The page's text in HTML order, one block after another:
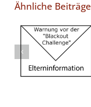
Ähnliche Beiträge
Warnung vor
der „Blackout
Challenge“